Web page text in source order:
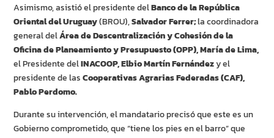
Asimismo, asistió el presidente delBanco de la República
Oriental del Uruguay(BROU),Salvador Ferrer;la coordinadora
general delÁrea de Descentralización y Cohesión de la
Oficina de Planeamiento y Presupuesto (OPP), María de Lima,
el Presidente delINACOOP, Elbio Martín Fernándezy el
presidente de lasCooperativas Agrarias Federadas (CAF),
Pablo Perdomo.
Durante su intervención, el mandatario precisó que este es un
Gobierno comprometido, que “tiene los pies en el barro” que